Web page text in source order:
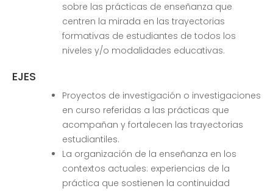
sobre las prácticas de enseñanza que
centren la mirada en las trayectorias
formativas de estudiantes de todos los
niveles y/o modalidades educativas.
EJES
Proyectos de investigación o investigaciones
en curso referidas a las prácticas que
acompañan y fortalecen las trayectorias
estudiantiles.
La organización de la enseñanza en los
contextos actuales: experiencias de la
práctica que sostienen la continuidad